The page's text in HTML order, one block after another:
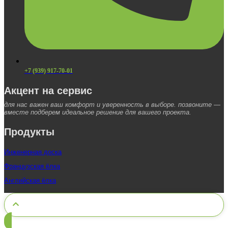
+7 (939) 917-70-01
Акцент на сервис
для нас важен ваш комфорт и уверенность в выборе. позвоните —
вместе подберем идеальное решение для вашего проекта.
Продукты
Инженерная доска
Французская ёлка
Английская ёлка